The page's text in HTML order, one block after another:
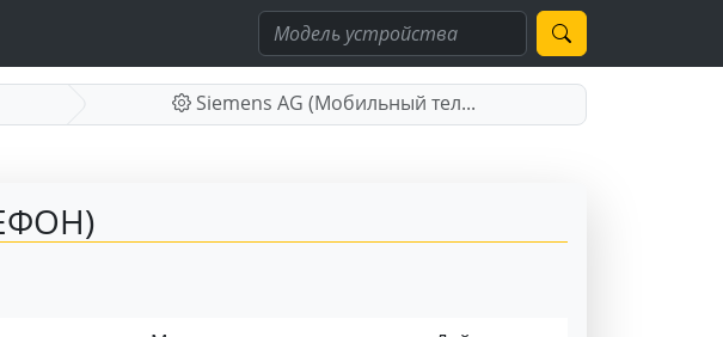
Siemens AG (Мобильный тел...